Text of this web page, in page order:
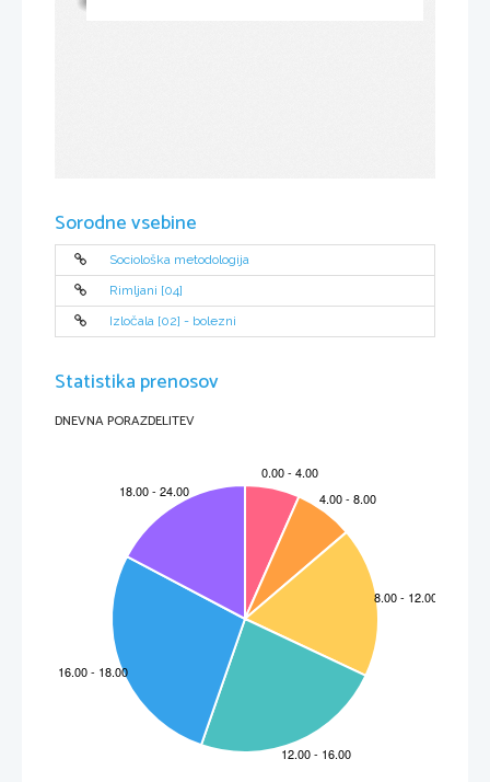
Sorodne vsebine
Sociološka metodologija
Rimljani [04]
Izločala [02] - bolezni
Statistika prenosov
DNEVNA PORAZDELITEV